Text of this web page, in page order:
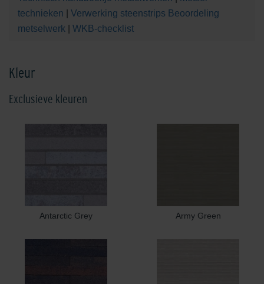
technieken
Verwerking steenstrips Beoordeling
metselwerk
WKB-checklist
Kleur
Exclusieve kleuren
Antarctic Grey Army Green